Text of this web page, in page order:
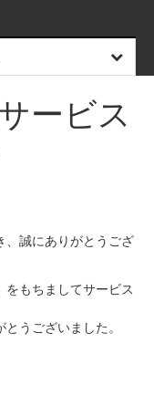
ービス
、誠にありがとうござ
をもちましてサービス
うございました。